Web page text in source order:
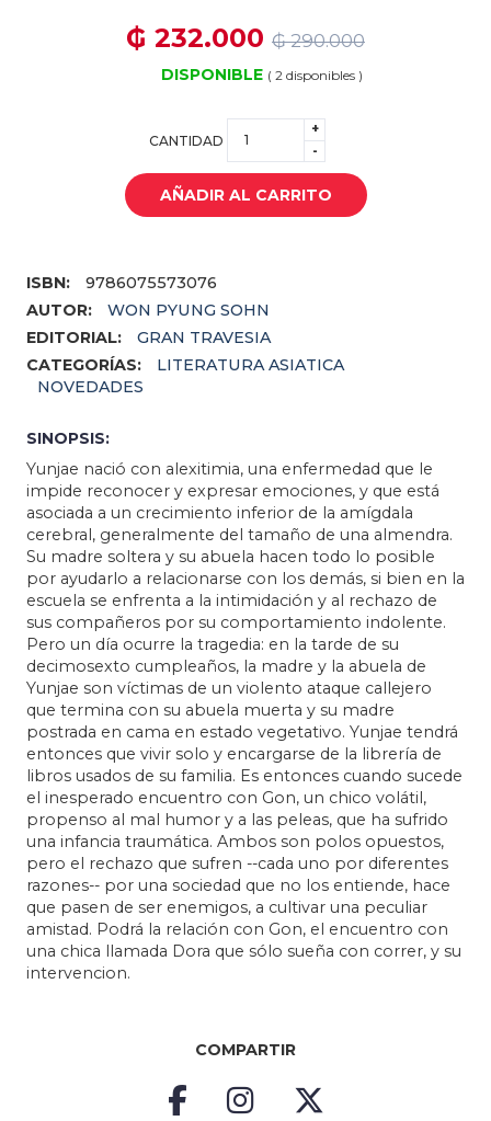
₲ 232.000 ₲ 290.000
DISPONIBLE ( 2 disponibles )
CANTIDAD
+
-
AÑADIR AL CARRITO
ISBN:
9786075573076
AUTOR:
WON PYUNG SOHN
EDITORIAL:
GRAN TRAVESIA
CATEGORÍAS:
LITERATURA ASIATICA
NOVEDADES
SINOPSIS:
Yunjae nació con alexitimia, una enfermedad que le
impide reconocer y expresar emociones, y que está
asociada a un crecimiento inferior de la amígdala
cerebral, generalmente del tamaño de una almendra.
Su madre soltera y su abuela hacen todo lo posible
por ayudarlo a relacionarse con los demás, si bien en la
escuela se enfrenta a la intimidación y al rechazo de
sus compañeros por su comportamiento indolente.
Pero un día ocurre la tragedia: en la tarde de su
decimosexto cumpleaños, la madre y la abuela de
Yunjae son víctimas de un violento ataque callejero
que termina con su abuela muerta y su madre
postrada en cama en estado vegetativo. Yunjae tendrá
entonces que vivir solo y encargarse de la librería de
libros usados de su familia. Es entonces cuando sucede
el inesperado encuentro con Gon, un chico volátil,
propenso al mal humor y a las peleas, que ha sufrido
una infancia traumática. Ambos son polos opuestos,
pero el rechazo que sufren --cada uno por diferentes
razones-- por una sociedad que no los entiende, hace
que pasen de ser enemigos, a cultivar una peculiar
amistad. Podrá la relación con Gon, el encuentro con
una chica llamada Dora que sólo sueña con correr, y su
intervencion.
COMPARTIR